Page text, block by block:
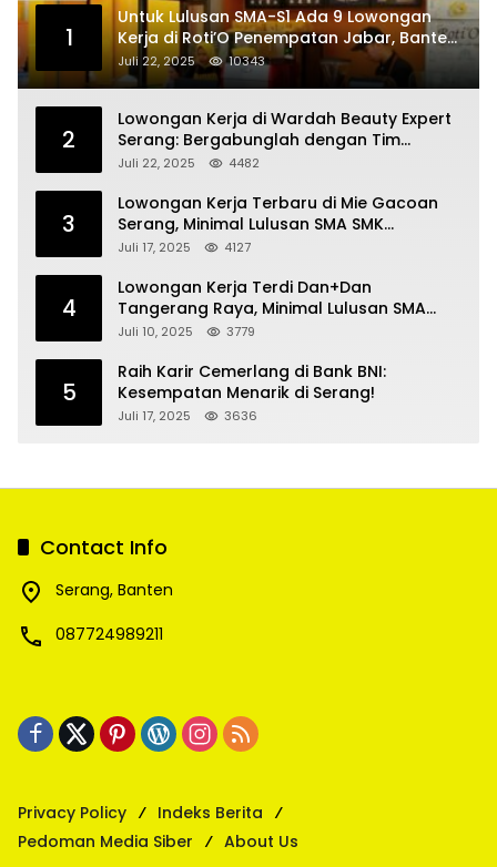
1
Untuk Lulusan SMA-S1 Ada 9 Lowongan
Kerja di Roti’O Penempatan Jabar, Banten
dan Jakarta
Juli 22, 2025 10343
2
Lowongan Kerja di Wardah Beauty Expert
Serang: Bergabunglah dengan Tim
Kecantikan
Juli 22, 2025 4482
3
Lowongan Kerja Terbaru di Mie Gacoan
Serang, Minimal Lulusan SMA SMK
Sederajat
Juli 17, 2025 4127
4
Lowongan Kerja Terdi Dan+Dan
Tangerang Raya, Minimal Lulusan SMA
SMK
Juli 10, 2025 3779
5
Raih Karir Cemerlang di Bank BNI:
Kesempatan Menarik di Serang!
Juli 17, 2025 3636
Contact Info
Serang, Banten
087724989211
Privacy Policy
Indeks Berita
Pedoman Media Siber
About Us